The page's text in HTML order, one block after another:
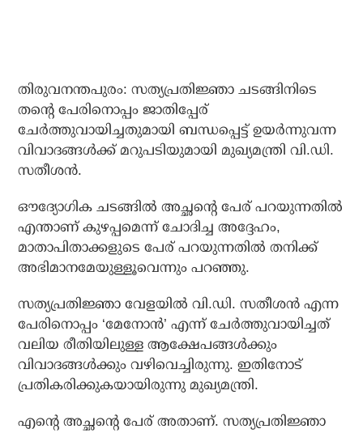
തിരുവനന്തപുരം: സത്യപ്രതിജ്ഞാ ചടങ്ങിനിടെ
തന്റെ പേരിനൊപ്പം ജാതിപ്പേര്
ചേര്‍ത്തുവായിച്ചതുമായി ബന്ധപ്പെട്ട് ഉയര്‍ന്നുവന്ന
വിവാദങ്ങള്‍ക്ക് മറുപടിയുമായി മുഖ്യമന്ത്രി വി.ഡി.
സതീശന്‍.
ഔദ്യോഗിക ചടങ്ങില്‍ അച്ഛന്റെ പേര് പറയുന്നതില്‍
എന്താണ് കുഴപ്പമെന്ന് ചോദിച്ച അദ്ദേഹം,
മാതാപിതാക്കളുടെ പേര് പറയുന്നതില്‍ തനിക്ക്
അഭിമാനമേയുള്ളൂവെന്നും പറഞ്ഞു.
സത്യപ്രതിജ്ഞാ വേളയില്‍ വി.ഡി. സതീശന്‍ എന്ന
പേരിനൊപ്പം ‘മേനോന്‍’ എന്ന് ചേര്‍ത്തുവായിച്ചത്
വലിയ രീതിയിലുള്ള ആക്ഷേപങ്ങള്‍ക്കും
വിവാദങ്ങള്‍ക്കും വഴിവെച്ചിരുന്നു. ഇതിനോട്
പ്രതികരിക്കുകയായിരുന്നു മുഖ്യമന്ത്രി.
എന്റെ അച്ഛന്റെ പേര് അതാണ്. സത്യപ്രതിജ്ഞാ